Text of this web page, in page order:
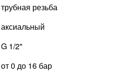
трубная резьба
аксиальный
G 1/2"
от 0 до 16 бар